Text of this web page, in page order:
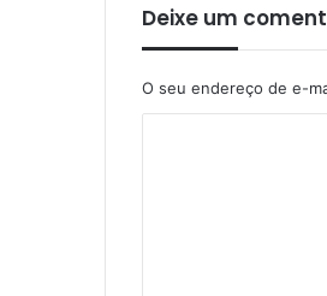
Deixe um
O seu endereço de e-